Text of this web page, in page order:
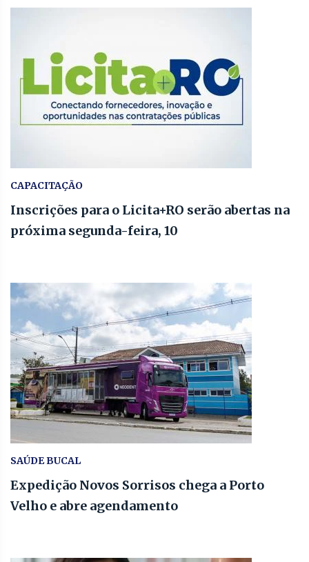
CAPACITAÇÃO
Inscrições para o Licita+RO serão abertas na
próxima segunda-feira, 10
SAÚDE BUCAL
Expedição Novos Sorrisos chega a Porto
Velho e abre agendamento